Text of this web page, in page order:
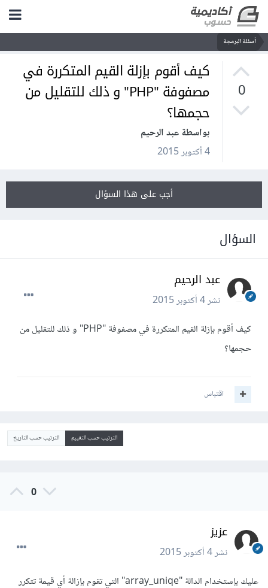
أسئلة البرمجة
0
كيف أقوم بإزلة القيم المتكررة في
مصفوفة "PHP" و ذلك للتقليل من
حجمها؟
بواسطة عبد الرحيم
4 أكتوبر 2015
أجب على هذا السؤال
السؤال
عبد الرحيم
نشر4 أكتوبر 2015
كيف أقوم بإزلة القيم المتكررة في مصفوفة "PHP" و ذلك للتقليل من
حجمها؟
اقتباس
الترتيب حسب التقييم الترتيب حسب التاريخ
0
عزيز
نشر4 أكتوبر 2015
عليك بإستخدام الدالة "array_uniqe" التي تقوم بإزالة أي قيمة تتكرر